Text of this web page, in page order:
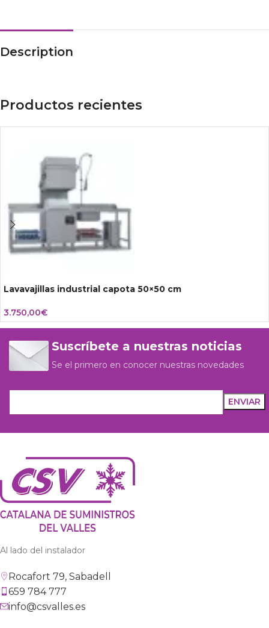
Description
Productos recientes
Lavavajillas industrial capota 50×50 cm
3.750,00€
Suscríbete a nuestras noticias
Se el primero en conocer nuestras novedades
Al lado del instalador
Rocafort 79, Sabadell
659 784 777
info@csvalles.es